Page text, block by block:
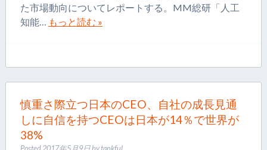
た市場動向についてレポートする。MM総研「人工
知能… もっと読む »
慎重さ際立つ日本のCEO、自社の成長見通
しに自信を持つCEOは日本が14％で世界が
38%
Posted2017年5月9日bytankful